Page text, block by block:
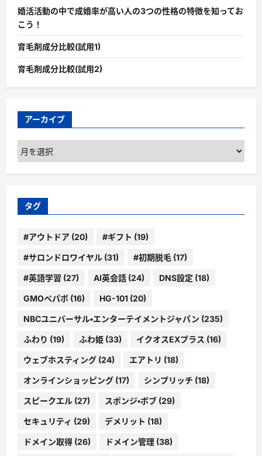
婚活活動の中で成婚率が高い人の3つの性格の特徴を知ってお
こう！
育毛剤成分比較(試用1)
育毛剤成分比較(試用2)
アーカイブ
ア
ー
カ
ブ
タグ
#アウトドア (20) #ギフト (19)
#サロンドロワイヤル (31) #初期脱毛 (17)
#英語学習 (27) AI英会話 (24) DNS設定 (18)
GMOペパボ (16) HG-101 (20)
NBCユニバーサル・エンターテイメントジャパン (235)
ふわり (19) ふわ姫 (33) イクオスEXプラス (16)
ウェブホスティング (24) エアトリ (18)
オンラインショッピング (17) シンプリッチ (18)
スピークエル (27) スポンジ・ボブ (29)
セキュリティ (29) デメリット (18)
ドメイン取得 (26) ドメイン管理 (38)